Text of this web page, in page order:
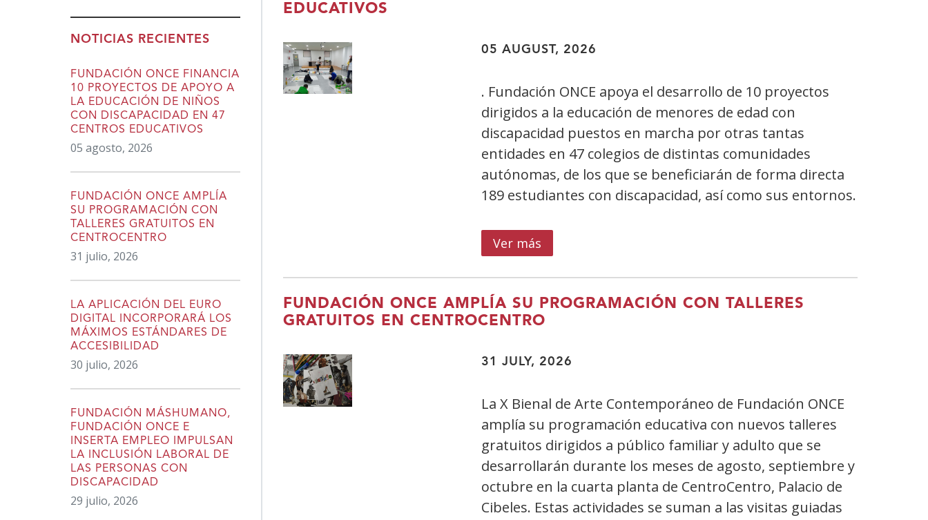
NOTICIAS RECIENTES
FUNDACIÓN ONCE FINANCIA
10 PROYECTOS DE APOYO A
LA EDUCACIÓN DE NIÑOS
CON DISCAPACIDAD EN 47
CENTROS EDUCATIVOS
05 agosto, 2026
FUNDACIÓN ONCE AMPLÍA
SU PROGRAMACIÓN CON
TALLERES GRATUITOS EN
CENTROCENTRO
31 julio, 2026
LA APLICACIÓN DEL EURO
DIGITAL INCORPORARÁ LOS
MÁXIMOS ESTÁNDARES DE
ACCESIBILIDAD
30 julio, 2026
FUNDACIÓN MÁSHUMANO,
FUNDACIÓN ONCE E
INSERTA EMPLEO IMPULSAN
LA INCLUSIÓN LABORAL DE
LAS PERSONAS CON
DISCAPACIDAD
29 julio, 2026
EDUCATIVOS
05 AUGUST, 2026
. Fundación ONCE apoya el desarrollo de 10 proyectos
dirigidos a la educación de menores de edad con
discapacidad puestos en marcha por otras tantas
entidades en 47 colegios de distintas comunidades
autónomas, de los que se beneficiarán de forma directa
189 estudiantes con discapacidad, así como sus entornos.
Ver más
Fundación
ONCE
financia
10
de
la
educación
de
niños
con
discapacidad
FUNDACIÓN ONCE AMPLÍA SU PROGRAMACIÓN CON TALLERES
GRATUITOS EN CENTROCENTRO
31 JULY, 2026
La X Bienal de Arte Contemporáneo de Fundación ONCE
amplía su programación educativa con nuevos talleres
gratuitos dirigidos a público familiar y adulto que se
desarrollarán durante los meses de agosto, septiembre y
octubre en la cuarta planta de CentroCentro, Palacio de
Cibeles. Estas actividades se suman a las visitas guiadas